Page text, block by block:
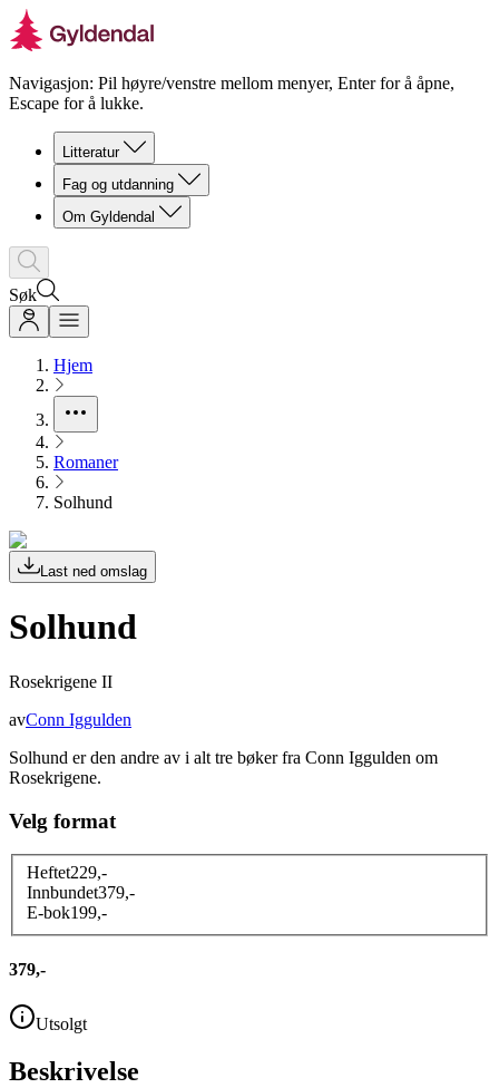
Navigasjon: Pil høyre/venstre mellom menyer, Enter for å åpne,
Escape for å lukke.
Litteratur
Fag og utdanning
Om Gyldendal
Søk
Hjem
Romaner
Solhund
Last ned omslag
Solhund
Rosekrigene II
avConn Iggulden
Solhund er den andre av i alt tre bøker fra Conn Iggulden om
Rosekrigene.
Velg format
Heftet229,-
Innbundet379,-
E-bok199,-
379,-
Utsolgt
Beskrivelse